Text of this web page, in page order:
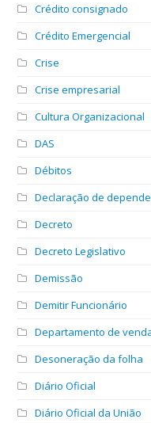
Crédito consignado
Crédito Emergencial
Crise
Crise empresarial
Cultura Organizacional
DAS
Débitos
Declaração de
Decreto
Decreto Legislativo
Demissão
Demitir Funcionário
Departamento de
Desoneração da folha
Diário Oficial
Diário Oficial da União